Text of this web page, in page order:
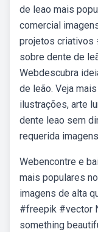
de leao mais
comercial
projetos criativos
sobre dente de
Webdescubra
de leão. Veja
ilustrações, arte
dente leao sem
requerida
Webencontre e
mais populares
imagens de alta
#freepik #vector
something